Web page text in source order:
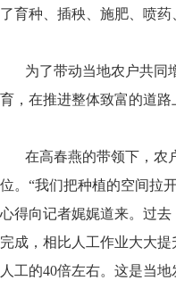
了育种、插秧、施肥、喷
为了带动当地农户共同增
育，在推进整体致富的道
在高春燕的带领下，农户
位。“我们把种植的空间拉
心得向记者娓娓道来。过
完成，相比人工作业大大
人工的40倍左右。这是当